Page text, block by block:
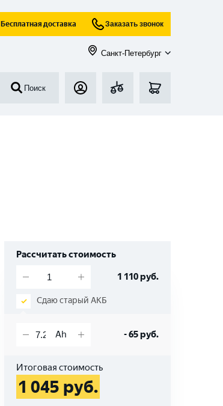
Бесплатная доставка Заказать звонок
Санкт-Петербург
Поиск
Рассчитать стоимость
1 110руб.
Сдаю старый АКБ
-65руб.
Итоговая стоимость
1 045 руб.